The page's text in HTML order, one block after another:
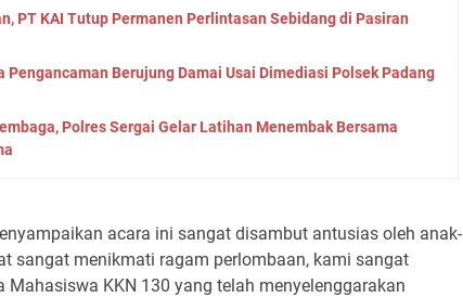
PT KAI Tutup Permanen Perlintasan Sebidang di Pasiran
Pengancaman Berujung Damai Usai Dimediasi Polsek Padang
Polres Sergai Gelar Latihan Menembak Bersama
acara ini sangat disambut antusias oleh anak-
sangat menikmati ragam perlombaan, kami sangat
Mahasiswa KKN 130 yang telah menyelenggarakan